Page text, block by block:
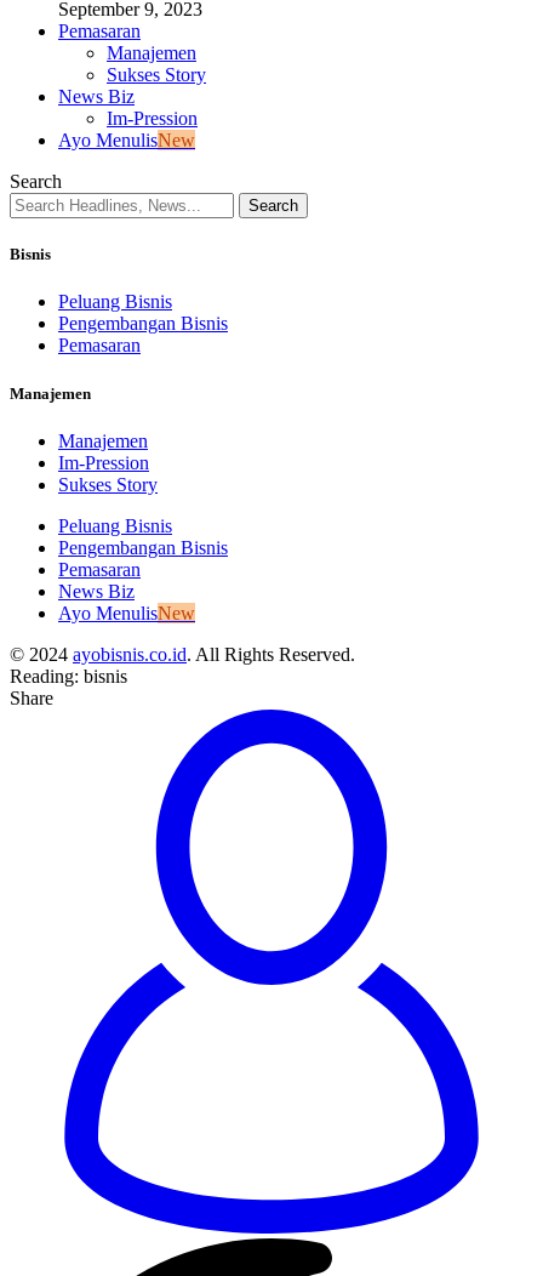
September 9, 2023
Pemasaran
Manajemen
Sukses Story
News Biz
Im-Pression
Ayo MenulisNew
Search
Bisnis
Peluang Bisnis
Pengembangan Bisnis
Pemasaran
Manajemen
Manajemen
Im-Pression
Sukses Story
Peluang Bisnis
Pengembangan Bisnis
Pemasaran
News Biz
Ayo MenulisNew
© 2024 ayobisnis.co.id. All Rights Reserved.
Reading: bisnis
Share